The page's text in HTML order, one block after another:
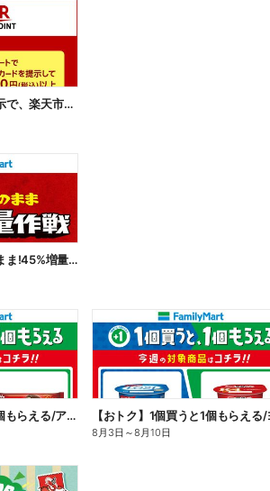
楽天ポイントカード提示で、楽天市場でのお買い物がおトクに!
【おトク】お値段そのまま!45%増量作戦!
【おトク】1個買うと1個もらえる/アイス
8月3日 ～8月10日